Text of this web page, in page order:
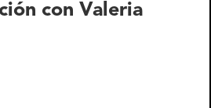
con Valeria